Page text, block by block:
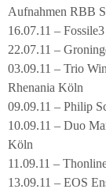
Aufnahmen RBB
16.07.11 –
22.07.11 –
03.09.11 – Trio
Rhenania Köln
09.09.11 – Philip
10.09.11 – Duo
Köln
11.09.11 –
13.09.11 – EOS